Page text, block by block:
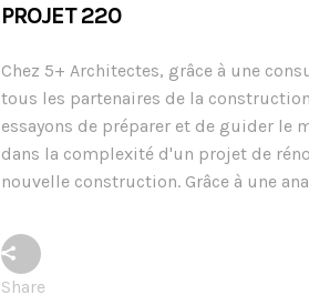
PROJET 220
Chez 5+ Architectes, grâce à une
tous les partenaires de la
essayons de préparer et de guider le
dans la complexité d'un projet de
nouvelle construction. Grâce à une
Share